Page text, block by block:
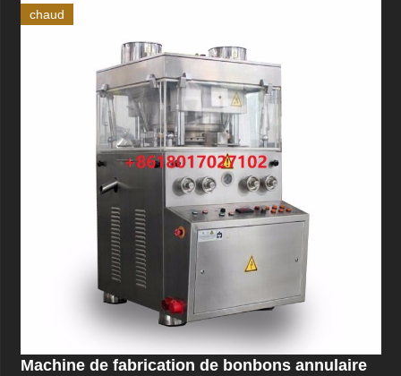
chaud
Machine de fabrication de bonbons annulaire